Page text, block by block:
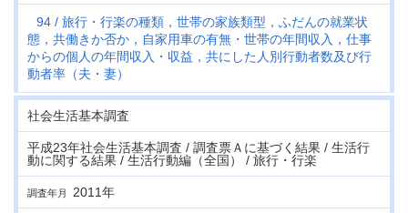
94
旅行・行楽の種類，世帯の家族類型，ふだんの就業状
態，共働きか否か，自家用車の有無・世帯の年間収入，仕事
からの個人の年間収入・収益，共にした人別行動者数及び行
動者率（夫・妻）
社会生活基本調査
平成23年社会生活基本調査 / 調査票Ａに基づく結果 / 生活行
動に関する結果 / 生活行動編（全国） / 旅行・行楽
調査年月 2011年